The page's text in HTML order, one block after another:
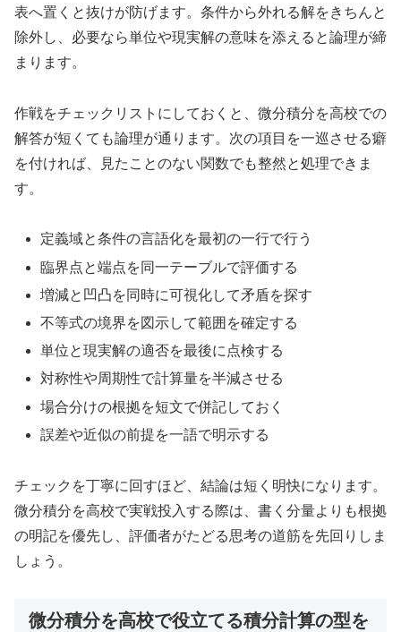
表へ置くと抜けが防げます。条件から外れる解をきちんと
除外し、必要なら単位や現実解の意味を添えると論理が締
まります。
作戦をチェックリストにしておくと、微分積分を高校での
解答が短くても論理が通ります。次の項目を一巡させる癖
を付ければ、見たことのない関数でも整然と処理できま
す。
定義域と条件の言語化を最初の一行で行う
臨界点と端点を同一テーブルで評価する
増減と凹凸を同時に可視化して矛盾を探す
不等式の境界を図示して範囲を確定する
単位と現実解の適否を最後に点検する
対称性や周期性で計算量を半減させる
場合分けの根拠を短文で併記しておく
誤差や近似の前提を一語で明示する
チェックを丁寧に回すほど、結論は短く明快になります。
微分積分を高校で実戦投入する際は、書く分量よりも根拠
の明記を優先し、評価者がたどる思考の道筋を先回りしま
しょう。
微分積分を高校で役立てる積分計算の型を